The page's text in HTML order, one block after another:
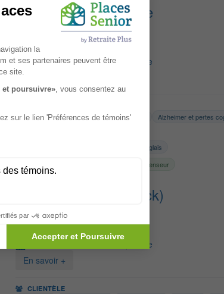
Résidence L'Ermitage
Drummondville - J2B 8H4
Résidences privées pour aînés
Accueil Permanent & Temporaire
En savoir +
Autonome Semi-autonome Retraités Alzheimer et pertes
Anglais
SÉCURITÉ Ascenseur
Villa Du Parc (Warwick)
Warwick - J0A 1M0
Résidences privées pour aînés
Accueil Permanent & Temporaire
En savoir +
CLIENTÈLE